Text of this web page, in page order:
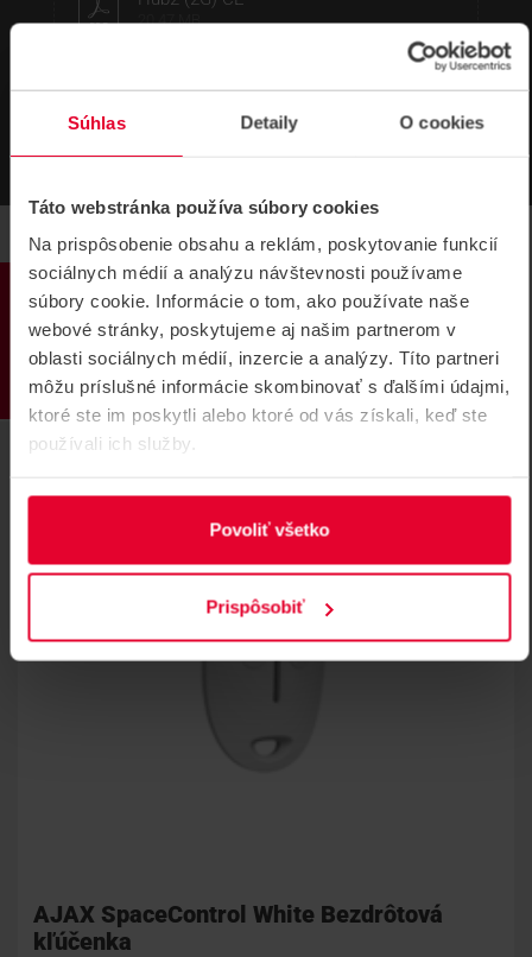
Súhlas Detaily O cookies
Táto webstránka používa súbory cookies
Na prispôsobenie obsahu a reklám, poskytovanie funkcií
sociálnych médií a analýzu návštevnosti používame
súbory cookie. Informácie o tom, ako používate naše
webové stránky, poskytujeme aj našim partnerom v
oblasti sociálnych médií, inzercie a analýzy. Títo partneri
môžu príslušné informácie skombinovať s ďalšími údajmi,
ktoré ste im poskytli alebo ktoré od vás získali, keď ste
používali ich služby.
Povoliť všetko
Prispôsobiť
PRODUKTY
20,47 MB
SÚVISIACE
AJAX SpaceControl White Bezdrôtová
kľúčenka